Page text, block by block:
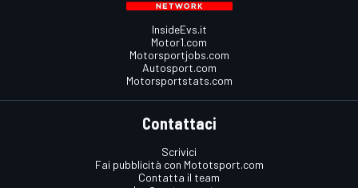
InsideEvs.it
Motor1.com
Motorsportjobs.com
Autosport.com
Motorsportstats.com
Contattaci
Scrivici
Fai pubblicità con Mototsport.com
Contatta il team